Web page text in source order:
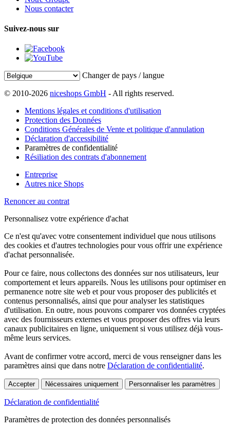
Nous contacter
Suivez-nous sur
Changer de pays / langue
© 2010-2026 niceshops GmbH - All rights reserved.
Mentions légales et conditions d'utilisation
Protection des Données
Conditions Générales de Vente et politique d'annulation
Déclaration d'accessibilité
Paramètres de confidentialité
Résiliation des contrats d'abonnement
Entreprise
Autres nice Shops
Renoncer au contrat
Personnalisez votre expérience d'achat
Ce n'est qu'avec votre consentement individuel que nous utilisons
des cookies et d'autres technologies pour vous offrir une expérience
d'achat personnalisée.
Pour ce faire, nous collectons des données sur nos utilisateurs, leur
comportement et leurs appareils. Nous les utilisons pour optimiser en
permanence notre site web et pour vous proposer des publicités et
contenus personnalisés, ainsi que pour analyser les statistiques
d'utilisation. En outre, nous pouvons comparer vos données cryptées
avec des fournisseurs externes et vous proposer des offres via leurs
canaux publicitaires en ligne, uniquement si vous utilisez déjà vous-
même leurs services.
Avant de confirmer votre accord, merci de vous renseigner dans les
paramètres ainsi que dans notre Déclaration de confidentialité.
Accepter Nécessaires uniquement Personnaliser les paramètres
Déclaration de confidentialité
Paramètres de protection des données personnalisés